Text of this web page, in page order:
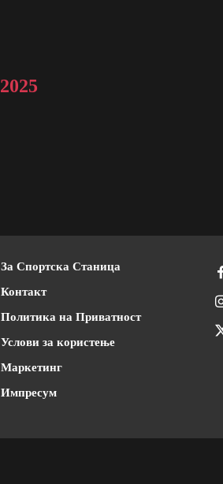
За Спортска Станица
Контакт
Политика на Приватност
Услови за користење
Маркетинг
Импресум